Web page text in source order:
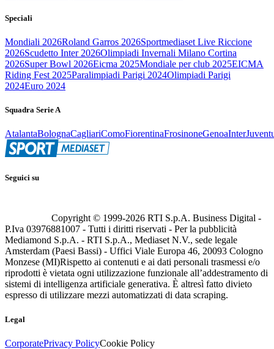
Speciali
Mondiali 2026Roland Garros 2026Sportmediaset Live Riccione
2026Scudetto Inter 2026Olimpiadi Invernali Milano Cortina
2026Super Bowl 2026Eicma 2025Mondiale per club 2025EICMA
Riding Fest 2025Paralimpiadi Parigi 2024Olimpiadi Parigi
2024Euro 2024
Squadra Serie A
AtalantaBolognaCagliariComoFiorentinaFrosinoneGenoaInter
Seguici su
Copyright © 1999-2026 RTI S.p.A. Business Digital -
P.Iva 03976881007 - Tutti i diritti riservati - Per la pubblicità
Mediamond S.p.A. - RTI S.p.A., Mediaset N.V., sede legale
Amsterdam (Paesi Bassi) - Uffici Viale Europa 46, 20093 Cologno
Monzese (MI)Rispetto ai contenuti e ai dati personali trasmessi e/o
riprodotti è vietata ogni utilizzazione funzionale all’addestramento di
sistemi di intelligenza artificiale generativa. È altresì fatto divieto
espresso di utilizzare mezzi automatizzati di data scraping.
Legal
CorporatePrivacy PolicyCookie Policy